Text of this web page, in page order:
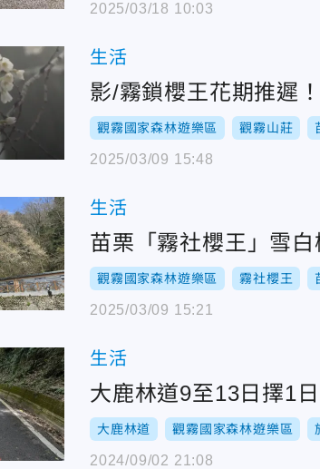
2025/03/18 10:03
生活
影/霧鎖櫻王花期推遲
觀霧國家森林遊樂區 觀霧山莊
2025/03/09 15:48
生活
苗栗「霧社櫻王」雪
觀霧國家森林遊樂區 霧社櫻王
2025/03/09 15:21
生活
大鹿林道9至13日擇1
大鹿林道 觀霧國家森林遊樂區
2024/09/02 21:08